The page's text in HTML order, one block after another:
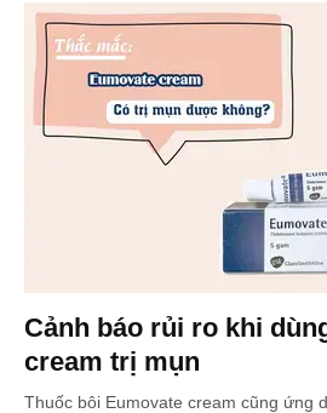
Cảnh báo rủi ro khi
cream trị mụn
Thuốc bôi Eumovate cream cũng ứng